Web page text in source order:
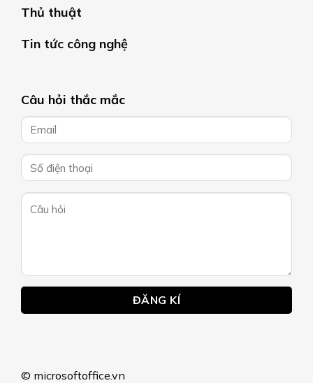
Thủ thuật
Tin tức công nghệ
Câu hỏi thắc mắc
© microsoftoffice.vn